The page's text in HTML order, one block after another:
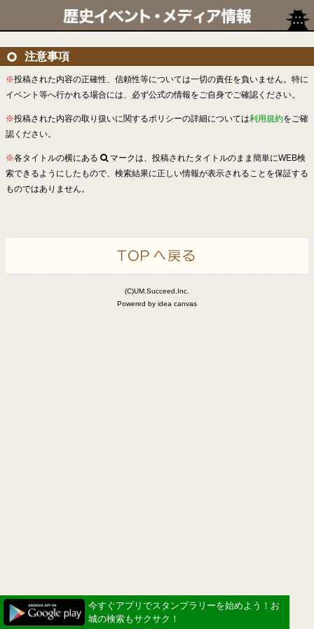
注意事項
※投稿された内容の正確性、信頼性等については一切の責任を負いません。特に
イベント等へ行かれる場合には、必ず公式の情報をご自身でご確認ください。
※投稿された内容の取り扱いに関するポリシーの詳細については利用規約をご確
認ください。
※各タイトルの横にある
マークは、投稿されたタイトルのまま簡単にWEB検
索できるようにしたもので、検索結果に正しい情報が表示されることを保証する
ものではありません。
(C)UM.Succeed,Inc.
Powered by idea canvas
今すぐアプリでスタンプラリーを始めよう！お
城の検索もサクサク！